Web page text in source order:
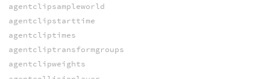
agentclipsampleworld
agentclipstarttime
agentcliptimes
agentcliptransformgroups
agentclipweights